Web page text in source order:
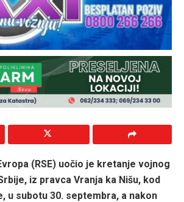
(RSE) uočio je kretanje vojnog
iz pravca Vranja ka Nišu, kod
u subotu 30. septembra, a nakon